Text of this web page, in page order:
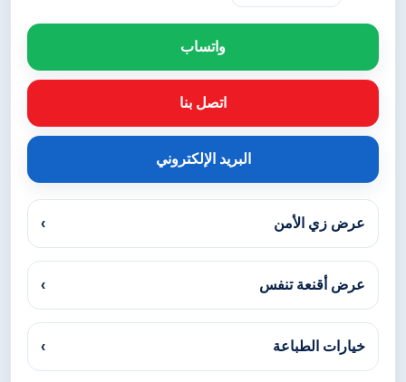
واتساب
اتصل بنا
البريد الإلكتروني
عرض زي الأمن ›
عرض أقنعة تنفس ›
خيارات الطباعة ›